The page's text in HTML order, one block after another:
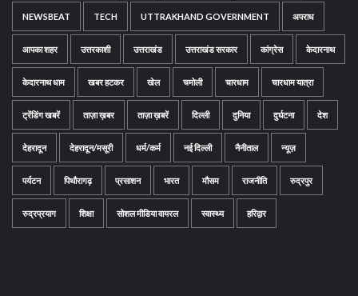
NEWSBEAT TECH UTTRAKHAND GOVERNMENT अपराध
आपका शहर उत्तरकाशी उत्तराखंड उत्तराखंड सरकार कांग्रेस केदारनाथ
केदारनाथ धाम खबर हटकर खेल चमोली चारधाम चारधाम यात्रा
ट्रेंडिंग खबरें ताज़ा ख़बर ताज़ा ख़बरें दिल्ली दुनिया दुर्घटना देश
देहरादून देहरादून/मसूरी धर्म/कर्म नई दिल्ली नैनीताल न्यूज़
पर्यटन पिथौरागढ़ प्रसाशन भारत मौसम राजनीति रुद्रपुर
रुद्रप्रयाग शिक्षा सोशल मीडिया वायरल स्वास्थ्य हरिद्वार